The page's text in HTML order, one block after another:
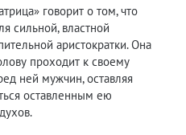
говорит о том, что
сильной, властной
аристократки. Она
проходит к своему
ней мужчин, оставляя
оставленным ею